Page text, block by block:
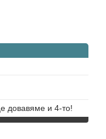
довавяме и 4-то!